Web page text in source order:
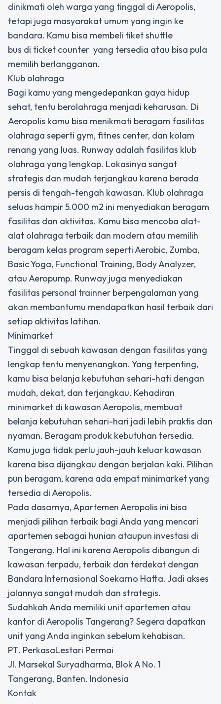
dinikmati oleh warga yang tinggal di Aeropolis,
tetapi juga masyarakat umum yang ingin ke
bandara. Kamu bisa membeli tiket shuttle
bus di ticket counter yang tersedia atau bisa pula
memilih berlangganan.
Klub olahraga
Bagi kamu yang mengedepankan gaya hidup
sehat, tentu berolahraga menjadi keharusan. Di
Aeropolis kamu bisa menikmati beragam fasilitas
olahraga seperti gym, fitnes center, dan kolam
renang yang luas. Runway adalah fasilitas klub
olahraga yang lengkap. Lokasinya sangat
strategis dan mudah terjangkau karena berada
persis di tengah-tengah kawasan. Klub olahraga
seluas hampir 5.000 m2 ini menyediakan beragam
fasilitas dan aktivitas. Kamu bisa mencoba alat-
alat olahraga terbaik dan modern atau memilih
beragam kelas program seperti Aerobic, Zumba,
Basic Yoga, Functional Training, Body Analyzer,
atau Aeropump. Runway juga menyediakan
fasilitas personal trainner berpengalaman yang
akan membantumu mendapatkan hasil terbaik dari
setiap aktivitas latihan.
Minimarket
Tinggal di sebuah kawasan dengan fasilitas yang
lengkap tentu menyenangkan. Yang terpenting,
kamu bisa belanja kebutuhan sehari-hati dengan
mudah, dekat, dan terjangkau. Kehadiran
minimarket di kawasan Aeropolis, membuat
belanja kebutuhan sehari-hari jadi lebih praktis dan
nyaman. Beragam produk kebutuhan tersedia.
Kamu juga tidak perlu jauh-jauh keluar kawasan
karena bisa dijangkau dengan berjalan kaki. Pilihan
pun beragam, karena ada empat minimarket yang
tersedia di Aeropolis.
Pada dasarnya, Apartemen Aeropolis ini bisa
menjadi pilihan terbaik bagi Anda yang mencari
apartemen sebagai hunian ataupun investasi di
Tangerang. Hal ini karena Aeropolis dibangun di
kawasan terpadu, terbaik dan terdekat dengan
Bandara Internasional Soekarno Hatta. Jadi akses
jalannya sangat mudah dan strategis.
Sudahkah Anda memiliki unit apartemen atau
kantor di Aeropolis Tangerang? Segera dapatkan
unit yang Anda inginkan sebelum kehabisan.
PT. PerkasaLestari Permai
Jl. Marsekal Suryadharma, Blok A No. 1
Tangerang, Banten. Indonesia
Kontak